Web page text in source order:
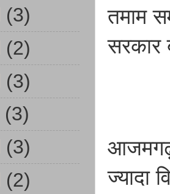
तमाम
सरकार
आजमगढ़
ज्यादा
(3)
(2)
(3)
(3)
(3)
(2)